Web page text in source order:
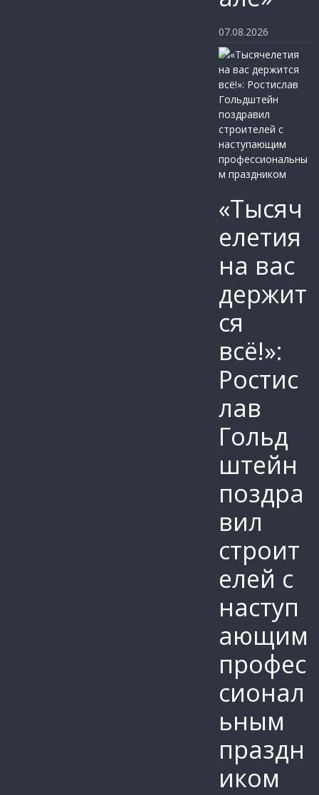
07.08.2026
«Тысяч
елетия
на вас
держит
ся
всё!»:
Ростис
лав
Гольд
штейн
поздра
вил
строит
елей с
наступ
ающим
профес
сионал
ьным
праздн
иком